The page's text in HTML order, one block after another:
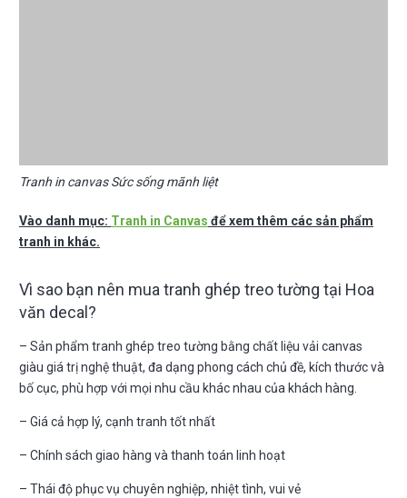
Tranh in canvas Sức sống mãnh liệt
Vào danh mục: Tranh in Canvas để xem thêm các sản phẩm
tranh in khác.
Vì sao bạn nên mua tranh ghép treo tường tại Hoa
văn decal?
– Sản phẩm tranh ghép treo tường bằng chất liệu vải canvas
giàu giá trị nghệ thuật, đa dạng phong cách chủ đề, kích thước và
bố cục, phù hợp với mọi nhu cầu khác nhau của khách hàng.
– Giá cả hợp lý, cạnh tranh tốt nhất
– Chính sách giao hàng và thanh toán linh hoạt
– Thái độ phục vụ chuyên nghiệp, nhiệt tình, vui vẻ